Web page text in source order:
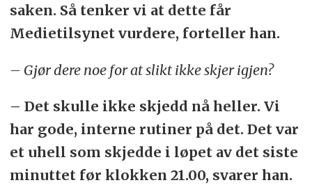
saken. Så tenker vi at dette får
Medietilsynet vurdere, forteller han.
– Gjør dere noe for at slikt ikke skjer igjen?
– Det skulle ikke skjedd nå heller. Vi
har gode, interne rutiner på det. Det var
et uhell som skjedde i løpet av det siste
minuttet før klokken 21.00, svarer han.